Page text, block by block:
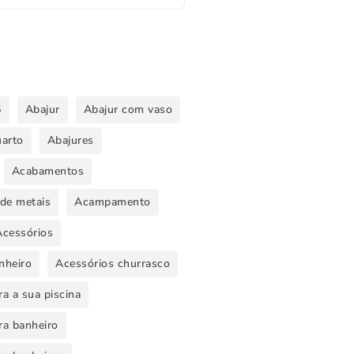
Abajur Abajur com vaso
Abajures
Acabamentos
metais Acampamento
Acessórios churrasco
a sua piscina
banheiro